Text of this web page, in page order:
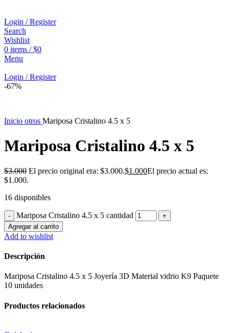
Login / Register
Search
Wishlist
0 items / $0
Menu
Login / Register
-67%
Inicio otros Mariposa Cristalino 4.5 x 5
Mariposa Cristalino 4.5 x 5
$3.000 El precio original era: $3.000.$1.000El precio actual es:
$1.000.
16 disponibles
Mariposa Cristalino 4.5 x 5 cantidad
Agregar al carrito
Add to wishlist
Descripción
Mariposa Cristalino 4.5 x 5 Joyería 3D Material vidrio K9 Paquete
10 unidades
Productos relacionados